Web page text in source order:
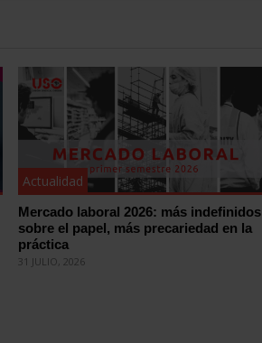
Actualidad
Mercado laboral 2026: más indefinidos
sobre el papel, más precariedad en la
práctica
31 JULIO, 2026